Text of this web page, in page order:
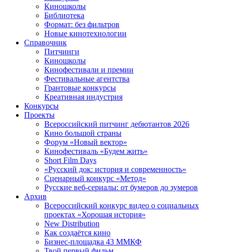
Киношколы
Библиотека
Формат: без фильтров
Новые кинотехнологии
Справочник
Питчинги
Киношколы
Кинофестивали и премии
Фестивальные агентства
Грантовые конкурсы
Креативная индустрия
Конкурсы
Проекты
Всероссийский питчинг дебютантов 2026
Кино большой страны
Форум «Новый вектор»
Кинофестиваль «Будем жить»
Short Film Days
«Русский док: история и современность»
Сценарный конкурс «Метод»
Русские веб-сериалы: от бумеров до зумеров
Архив
Всероссийский конкурс видео о социальных
проектах «Хорошая история»
New Distribution
Как создаётся кино
Бизнес-площадка 43 ММКФ